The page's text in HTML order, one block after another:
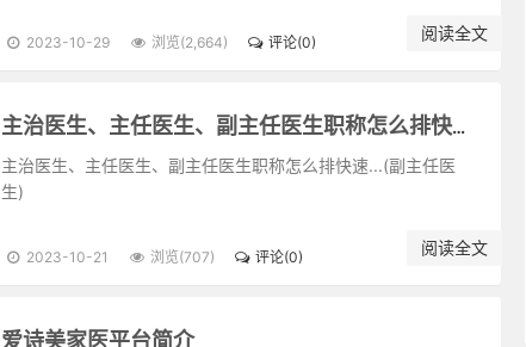
2023-10-29 浏览(2,664) 评论(0) 阅读全文
主治医生、主任医生、副主任医生职称怎么排快速...(副主任医生)
主治医生、主任医生、副主任医生职称怎么排快速...(副主任医
生)
2023-10-21 浏览(707) 评论(0) 阅读全文
爱诗美家医平台简介